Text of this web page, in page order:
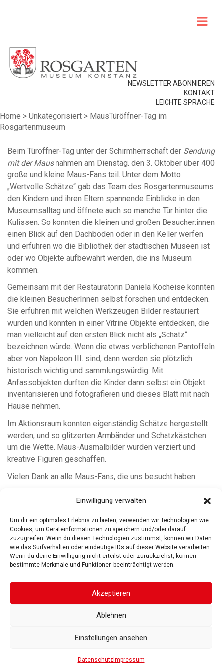
Einwilligung verwalten
Um dir ein optimales Erlebnis zu bieten, verwenden wir Technologien wie
Cookies, um Geräteinformationen zu speichern und/oder darauf
zuzugreifen. Wenn du diesen Technologien zustimmst, können wir Daten
wie das Surfverhalten oder eindeutige IDs auf dieser Website verarbeiten.
Wenn du deine Einwilligung nicht erteilst oder zurückziehst, können
bestimmte Merkmale und Funktionen beeinträchtigt werden.
Akzeptieren
Ablehnen
Einstellungen ansehen
DatenschutzImpressum
NEWSLETTER ABONNIEREN
KONTAKT
LEICHTE SPRACHE
Home > Unkategorisiert > MausTüröffner-Tag im
Rosgartenmuseum
Beim Türöffner-Tag unter der Schirmherrschaft der Sendung
mit der Mausnahmen am Dienstag, den 3. Oktober über 400
große und kleine Maus-Fans teil. Unter dem Motto
„Wertvolle Schätze“ gab das Team des Rosgartenmuseums
den Kindern und ihren Eltern spannende Einblicke in den
Museumsalltag und öffnete auch so manche Tür hinter die
Kulissen. So konnten die kleinen und großen Besucher:innen
einen Blick auf den Dachboden oder in den Keller werfen
und erfuhren wo die Bibliothek der städtischen Museen ist
oder wo Objekte aufbewahrt werden, die ins Museum
kommen.
Gemeinsam mit der Restauratorin Daniela Kocheise konnten
die kleinen BesucherInnen selbst forschen und entdecken.
Sie erfuhren mit welchen Werkzeugen Bilder restauriert
wurden und konnten in einer Vitrine Objekte entdecken, die
man vielleicht auf den ersten Blick nicht als „Schatz“
bezeichnen würde. Wenn die etwas verblichenen Pantoffeln
aber von Napoleon III. sind, dann werden sie plötzlich
historisch wichtig und sammlungswürdig. Mit
Anfassobjekten durften die Kinder dann selbst ein Objekt
inventarisieren und fotografieren und dieses Blatt mit nach
Hause nehmen.
Im Aktionsraum konnten eigenständig Schätze hergestellt
werden, und so glitzerten Armbänder und Schatzkästchen
um die Wette. Maus-Ausmalbilder wurden verziert und
kreative Figuren geschaffen.
Vielen Dank an alle Maus-Fans, die uns besucht haben.
welche Termine wir anbieten. Wir freuen
uns auf dich!
ROSGARTENMUSEUM KONSTANZ
ROSGARTENSTRASSE
Gesellschaft der Freunde des Rosgartenmuseums. Alle Rechte vorbehalten